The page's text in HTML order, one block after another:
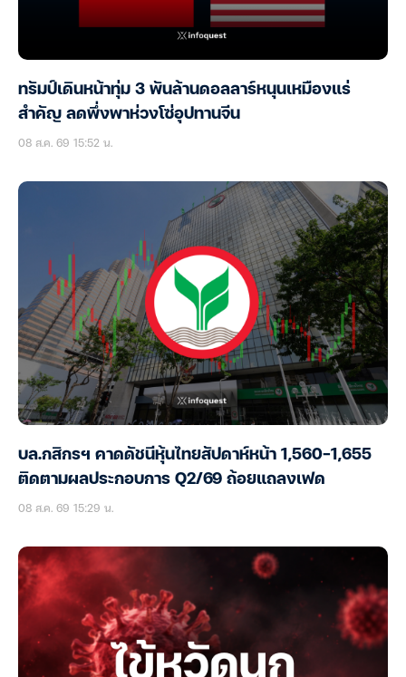
ทรัมป์เดินหน้าทุ่ม 3 พันล้านดอลลาร์หนุนเหมืองแร่
สำคัญ ลดพึ่งพาห่วงโซ่อุปทานจีน
08 ส.ค. 69 15:52 น.
บล.กสิกรฯ คาดดัชนีหุ้นไทยสัปดาห์หน้า 1,560-1,655
ติดตามผลประกอบการ Q2/69 ถ้อยแถลงเฟด
08 ส.ค. 69 15:29 น.